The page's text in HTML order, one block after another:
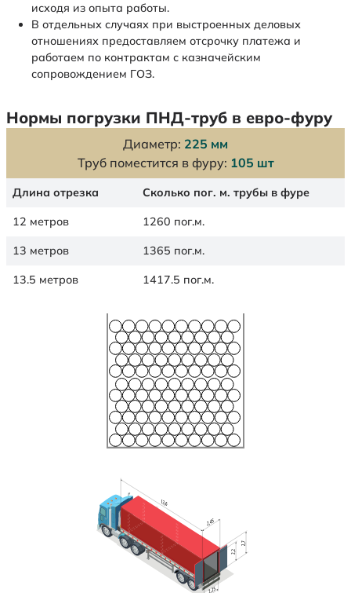
исходя из опыта работы.
В отдельных случаях при выстроенных деловых
отношениях предоставляем отсрочку платежа и
работаем по контрактам с казначейским
сопровождением ГОЗ.
Нормы погрузки ПНД-труб в евро-фуру
Диаметр: 225 мм
Труб поместится в фуру: 105 шт
Длина отрезка Сколько пог. м. трубы в фуре
12 метров 1260 пог.м.
13 метров 1365 пог.м.
13.5 метров 1417.5 пог.м.